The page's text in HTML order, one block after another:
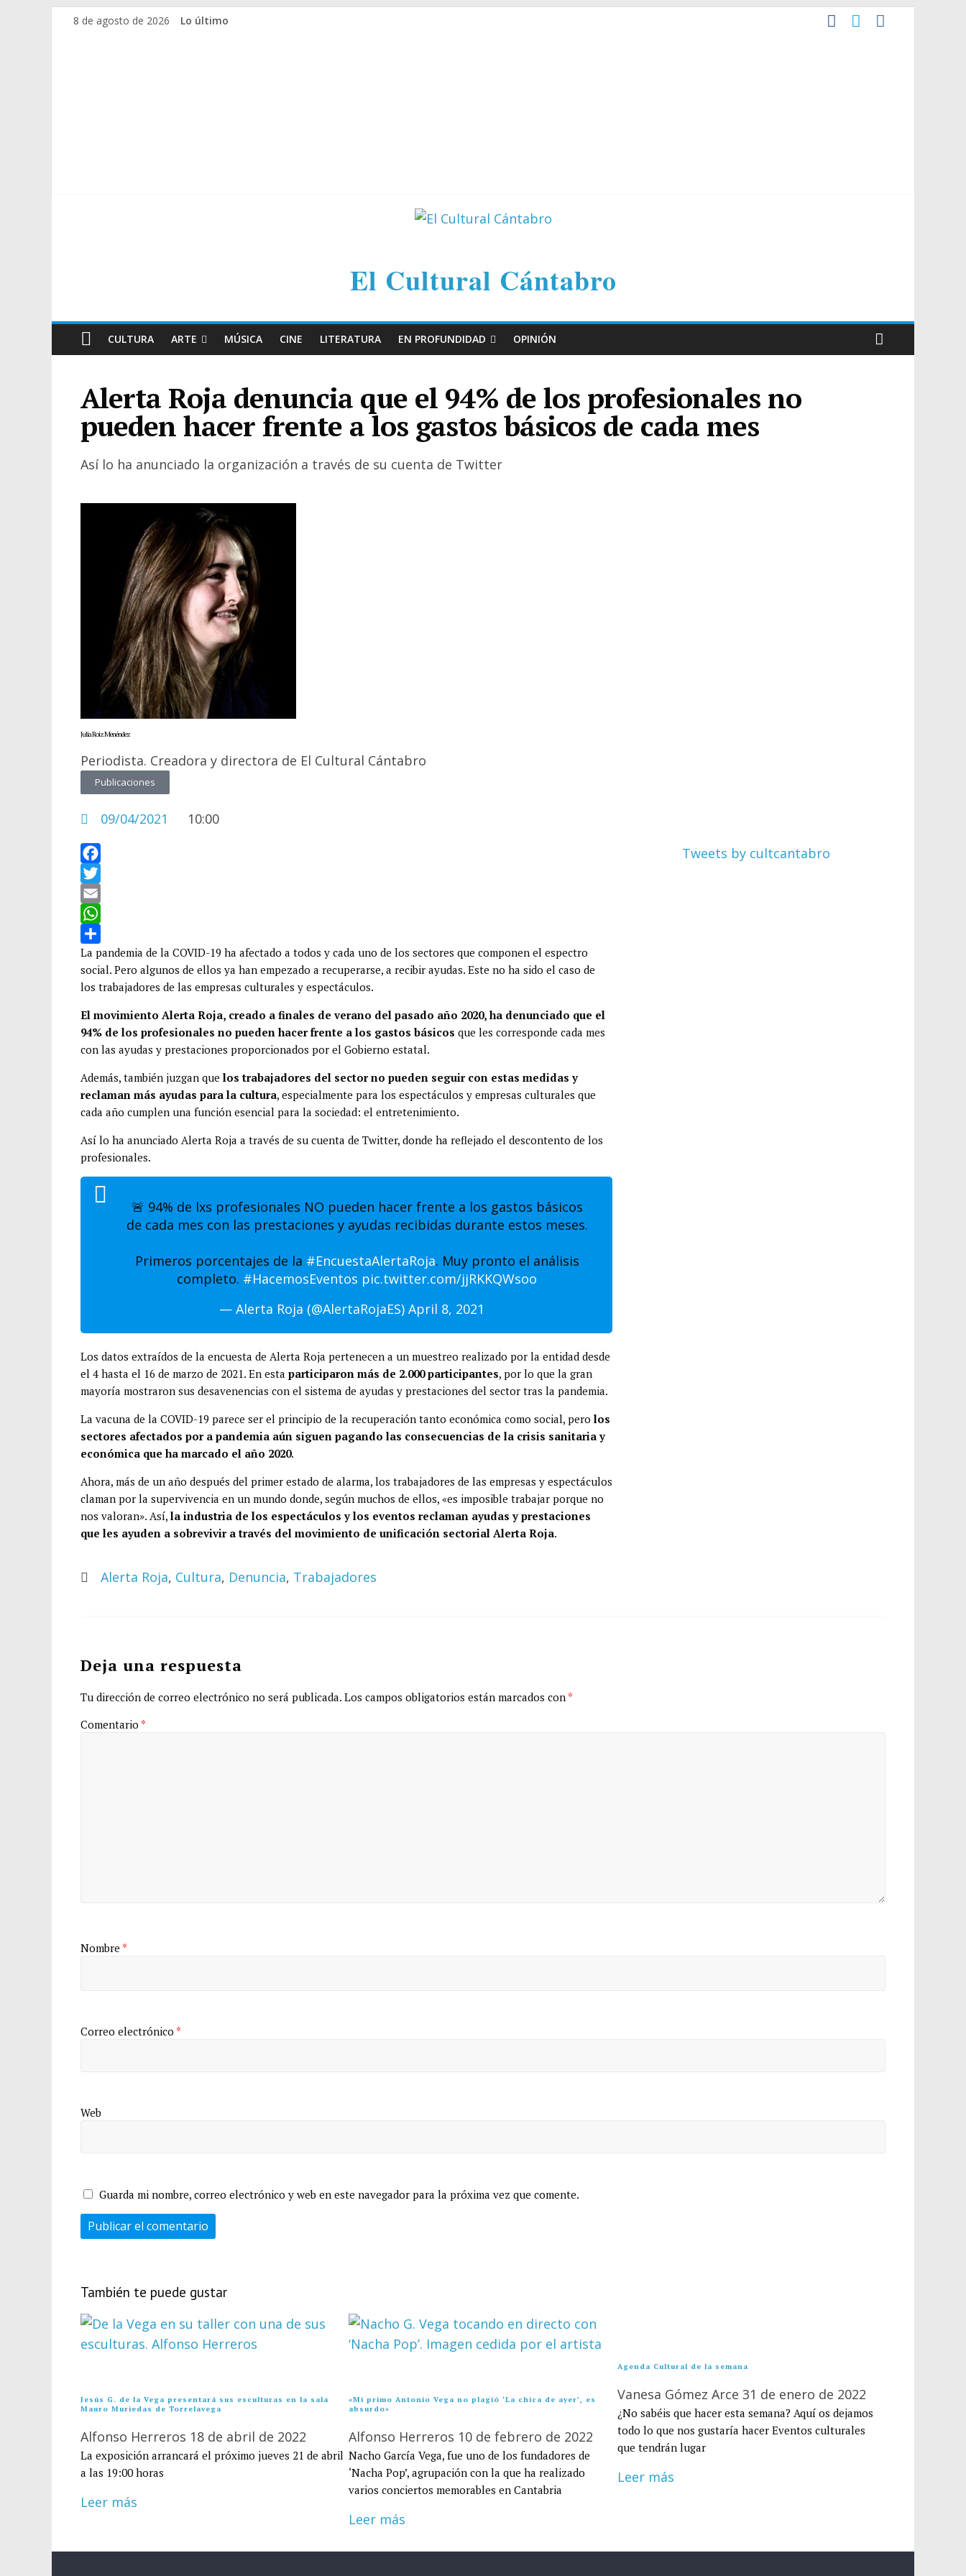
8 de agosto de 2026 Lo último
El Cultural Cántabro
CULTURA ARTE MÚSICA CINE LITERATURA EN PROFUNDIDAD OPINIÓN
Alerta Roja denuncia que el 94% de los profesionales no
pueden hacer frente a los gastos básicos de cada mes
Así lo ha anunciado la organización a través de su cuenta de Twitter
Julia Roiz Menéndez
Periodista. Creadora y directora de El Cultural Cántabro
Publicaciones
09/04/2021 10:00
F
a
c
e
b
o
o
k
T
w
t
t
e
r
E
m
a
i
l
W
h
a
t
s
A
p
p
C
o
m
p
a
r
t
i
r
La pandemia de la COVID-19 ha afectado a todos y cada uno de los sectores que componen el espectro
social. Pero algunos de ellos ya han empezado a recuperarse, a recibir ayudas. Este no ha sido el caso de
los trabajadores de las empresas culturales y espectáculos.
El movimiento Alerta Roja, creado a finales de verano del pasado año 2020, ha denunciado que el
94% de los profesionales no pueden hacer frente a los gastos básicos que les corresponde cada mes
con las ayudas y prestaciones proporcionados por el Gobierno estatal.
Además, también juzgan que los trabajadores del sector no pueden seguir con estas medidas y
reclaman más ayudas para la cultura, especialmente para los espectáculos y empresas culturales que
cada año cumplen una función esencial para la sociedad: el entretenimiento.
Así lo ha anunciado Alerta Roja a través de su cuenta de Twitter, donde ha reflejado el descontento de los
profesionales.
🚨 94% de lxs profesionales NO pueden hacer frente a los gastos básicos
de cada mes con las prestaciones y ayudas recibidas durante estos meses.
Primeros porcentajes de la #EncuestaAlertaRoja. Muy pronto el análisis
completo. #HacemosEventos pic.twitter.com/jjRKKQWsoo
— Alerta Roja (@AlertaRojaES) April 8, 2021
Los datos extraídos de la encuesta de Alerta Roja pertenecen a un muestreo realizado por la entidad desde
el 4 hasta el 16 de marzo de 2021. En esta participaron más de 2.000 participantes, por lo que la gran
mayoría mostraron sus desavenencias con el sistema de ayudas y prestaciones del sector tras la pandemia.
La vacuna de la COVID-19 parece ser el principio de la recuperación tanto económica como social, pero los
sectores afectados por a pandemia aún siguen pagando las consecuencias de la crisis sanitaria y
económica que ha marcado el año 2020.
Ahora, más de un año después del primer estado de alarma, los trabajadores de las empresas y espectáculos
claman por la supervivencia en un mundo donde, según muchos de ellos, «es imposible trabajar porque no
nos valoran». Así, la industria de los espectáculos y los eventos reclaman ayudas y prestaciones
que les ayuden a sobrevivir a través del movimiento de unificación sectorial Alerta Roja.
Alerta Roja, Cultura, Denuncia, Trabajadores
Tweets by cultcantabro
Deja una respuesta
Tu dirección de correo electrónico no será publicada. Los campos obligatorios están marcados con *
Comentario *
Nombre *
Correo electrónico *
Web
Guarda mi nombre, correo electrónico y web en este navegador para la próxima vez que comente.
También te puede gustar
Jesús G. de la Vega presentará sus esculturas en la sala
Mauro Muriedas de Torrelavega
Alfonso Herreros 18 de abril de 2022
La exposición arrancará el próximo jueves 21 de abril
a las 19:00 horas
Leer más
«Mi primo Antonio Vega no plagió ‘La chica de ayer’, es
absurdo»
Alfonso Herreros 10 de febrero de 2022
Nacho García Vega, fue uno de los fundadores de
‘Nacha Pop’, agrupación con la que ha realizado
varios conciertos memorables en Cantabria
Leer más
Agenda Cultural de la semana
Vanesa Gómez Arce 31 de enero de 2022
¿No sabéis que hacer esta semana? Aquí os dejamos
todo lo que nos gustaría hacer Eventos culturales
que tendrán lugar
Leer más